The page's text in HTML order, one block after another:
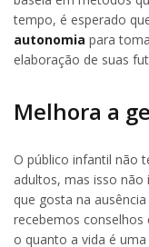
tempo, é esperado
autonomia para
elaboração de suas
Melhora a
O público infantil não
adultos, mas isso não
que gosta na
recebemos
o quanto a vida é